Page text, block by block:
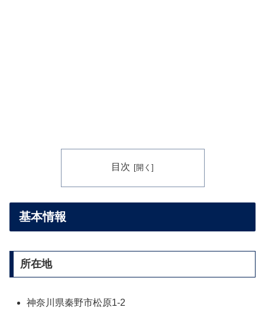
目次
基本情報
所在地
神奈川県秦野市松原1-2